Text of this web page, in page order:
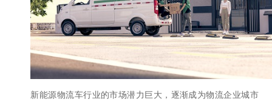
新能源物流车行业的市场潜力巨大，逐渐成为物流企业城市